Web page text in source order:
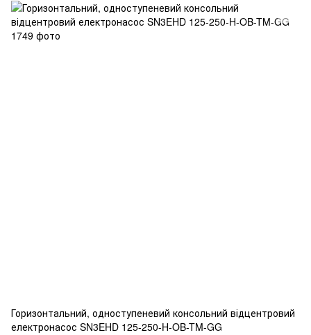
Горизонтальний, одноступеневий консольний відцентровий
електронасос SN3EHD 125-250-H-OB-TM-GG